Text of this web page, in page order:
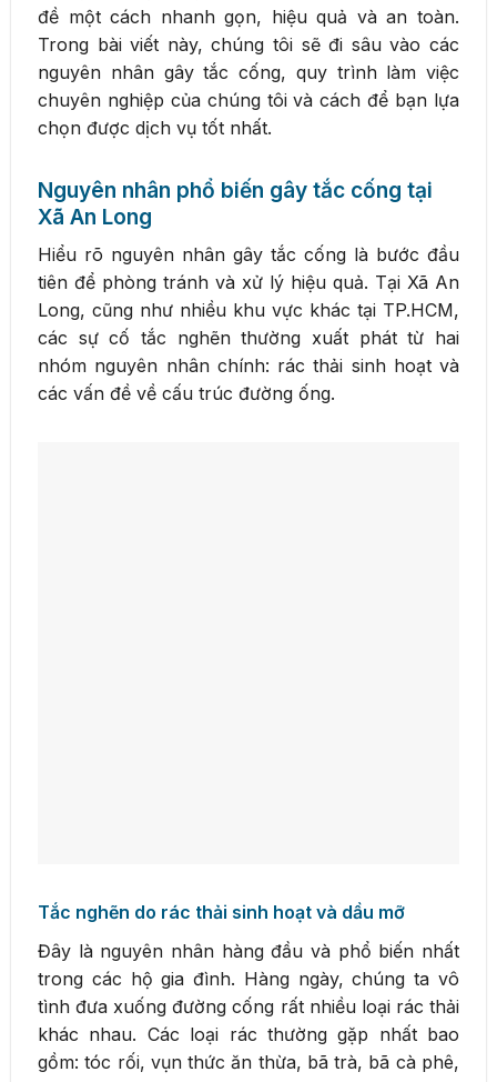
đề một cách nhanh gọn, hiệu quả và an toàn.
Trong bài viết này, chúng tôi sẽ đi sâu vào các
nguyên nhân gây tắc cống, quy trình làm việc
chuyên nghiệp của chúng tôi và cách để bạn lựa
chọn được dịch vụ tốt nhất.
Nguyên nhân phổ biến gây tắc cống tại
Xã An Long
Hiểu rõ nguyên nhân gây tắc cống là bước đầu
tiên để phòng tránh và xử lý hiệu quả. Tại Xã An
Long, cũng như nhiều khu vực khác tại TP.HCM,
các sự cố tắc nghẽn thường xuất phát từ hai
nhóm nguyên nhân chính: rác thải sinh hoạt và
các vấn đề về cấu trúc đường ống.
Tắc nghẽn do rác thải sinh hoạt và dầu mỡ
Đây là nguyên nhân hàng đầu và phổ biến nhất
trong các hộ gia đình. Hàng ngày, chúng ta vô
tình đưa xuống đường cống rất nhiều loại rác thải
khác nhau. Các loại rác thường gặp nhất bao
gồm: tóc rối, vụn thức ăn thừa, bã trà, bã cà phê,